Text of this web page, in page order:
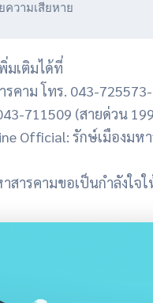
ายความเสียหาย
มเติมได้ที่
รคาม โทร. 043-
711509 (สายด่วน
Official: รักษ์เมืองมห
าสารคามขอเป็นกำลังใ